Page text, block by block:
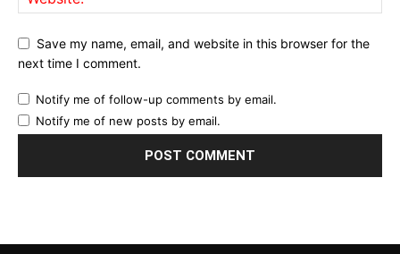
Save my name, email, and website in this browser for the
next time I comment.
Notify me of follow-up comments by email.
Notify me of new posts by email.